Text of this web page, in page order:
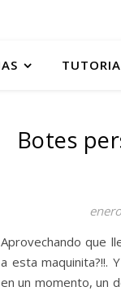
Botes
Aprovechando que
a esta maquinita?!!.
en un momento, un